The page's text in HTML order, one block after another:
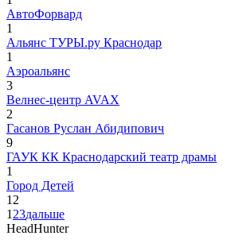
АвтоФорвард
1
Альянс ТУРЫ.ру Краснодар
1
Аэроальянс
3
Велнес-центр AVAX
2
Гасанов Руслан Абидипович
9
ГАУК КК Краснодарский театр драмы
1
Город Детей
12
1 23дальше
HeadHunter